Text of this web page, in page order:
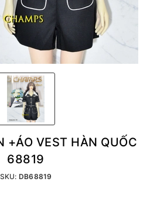
+ÁO VEST HÀN QUỐC
68819
SKU: DB68819